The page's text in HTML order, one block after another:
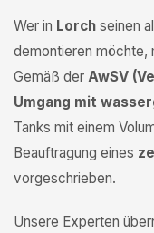
Wer in Lorch seinen
demontieren möchte,
Gemäß der AwSV
Umgang mit
Tanks mit einem
Beauftragung eines
vorgeschrieben.
Unsere Experten